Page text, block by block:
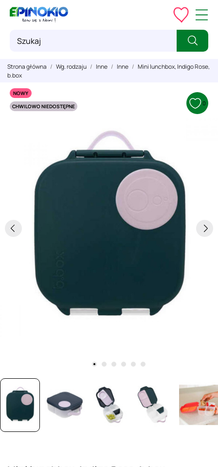
Strona główna Wg. rodzaju Inne Inne
Mini lunchbox, Indigo Rose,
b.box
NOWY
CHWILOWO NIEDOSTĘPNE
0